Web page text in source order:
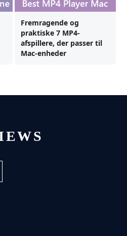
Fremragende og
praktiske 7 MP4-
afspillere, der passer til
Mac-enheder